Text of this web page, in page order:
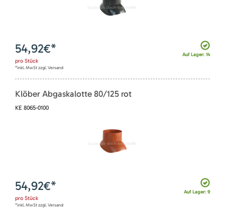
Auf Lager: 14
54,92€*
pro Stück
*inkl. MwSt zzgl. Versand
Klöber Abgaskalotte 80/125 rot
KE 8065-0100
Auf Lager: 9
54,92€*
pro Stück
*inkl. MwSt zzgl. Versand